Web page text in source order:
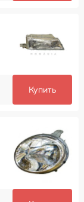
Купить